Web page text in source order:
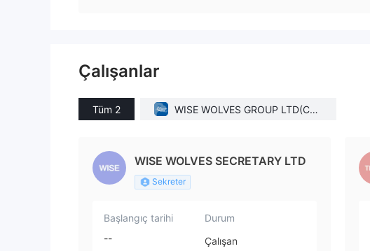
Çalışanlar
Tüm 2
WISE WOLVES GROUP LTD(Cyp
WISE WOLVES SECRETARY LTD
Sekreter
Başlangıç tarihi
--
Durum
Çalışan